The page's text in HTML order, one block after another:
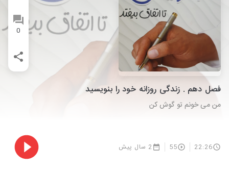
0
فصل دهم . زندگی روزانه خود را بنویسید
من می خونم تو گوش کن
22:26
55 2 سال پیش